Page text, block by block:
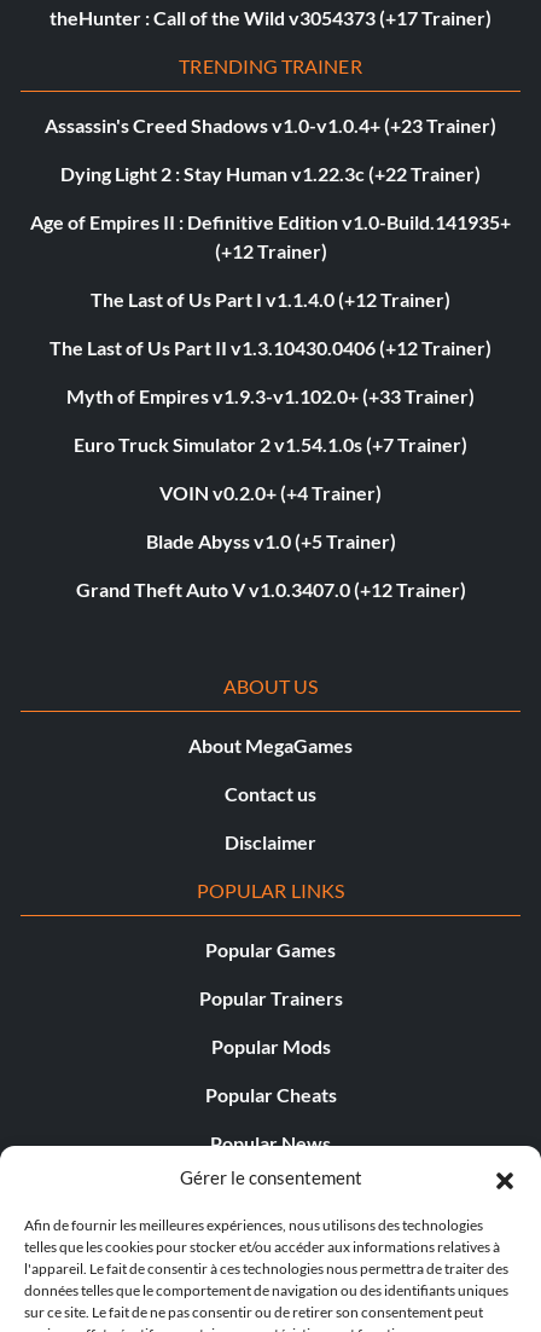
Gérer le consentement
Afin de fournir les meilleures expériences, nous utilisons des technologies
telles que les cookies pour stocker et/ou accéder aux informations relatives à
l'appareil. Le fait de consentir à ces technologies nous permettra de traiter des
données telles que le comportement de navigation ou des identifiants uniques
sur ce site. Le fait de ne pas consentir ou de retirer son consentement peut
theHunter : Call of the Wild v3054373 (+17 Trainer)
TRENDING TRAINER
Assassin's Creed Shadows v1.0-v1.0.4+ (+23 Trainer)
Dying Light 2 : Stay Human v1.22.3c (+22 Trainer)
Age of Empires II : Definitive Edition v1.0-Build.141935+
(+12 Trainer)
The Last of Us Part I v1.1.4.0 (+12 Trainer)
The Last of Us Part II v1.3.10430.0406 (+12 Trainer)
Myth of Empires v1.9.3-v1.102.0+ (+33 Trainer)
Euro Truck Simulator 2 v1.54.1.0s (+7 Trainer)
VOIN v0.2.0+ (+4 Trainer)
Blade Abyss v1.0 (+5 Trainer)
Grand Theft Auto V v1.0.3407.0 (+12 Trainer)
ABOUT US
About MegaGames
Contact us
Disclaimer
POPULAR LINKS
Popular Games
Popular Trainers
Popular Mods
Popular Cheats
Popular News
Popular Editorials
Popular Free Games
LATEST UPDATES